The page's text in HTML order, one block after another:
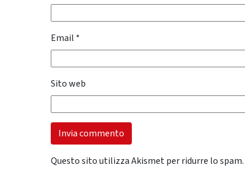
Email *
Sito web
Questo sito utilizza Akismet per ridurre lo spam.